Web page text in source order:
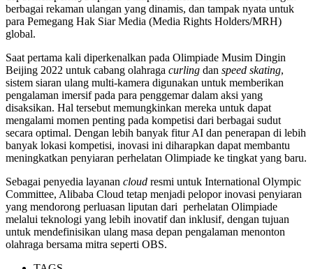
berbagai rekaman ulangan yang dinamis, dan tampak nyata untuk
para Pemegang Hak Siar Media (Media Rights Holders/MRH)
global.
Saat pertama kali diperkenalkan pada Olimpiade Musim Dingin
Beijing 2022 untuk cabang olahraga curling dan speed skating,
sistem siaran ulang multi-kamera digunakan untuk memberikan
pengalaman imersif pada para penggemar dalam aksi yang
disaksikan. Hal tersebut memungkinkan mereka untuk dapat
mengalami momen penting pada kompetisi dari berbagai sudut
secara optimal. Dengan lebih banyak fitur AI dan penerapan di lebih
banyak lokasi kompetisi, inovasi ini diharapkan dapat membantu
meningkatkan penyiaran perhelatan Olimpiade ke tingkat yang baru.
Sebagai penyedia layanan cloud resmi untuk International Olympic
Committee, Alibaba Cloud tetap menjadi pelopor inovasi penyiaran
yang mendorong perluasan liputan dari perhelatan Olimpiade
melalui teknologi yang lebih inovatif dan inklusif, dengan tujuan
untuk mendefinisikan ulang masa depan pengalaman menonton
olahraga bersama mitra seperti OBS.